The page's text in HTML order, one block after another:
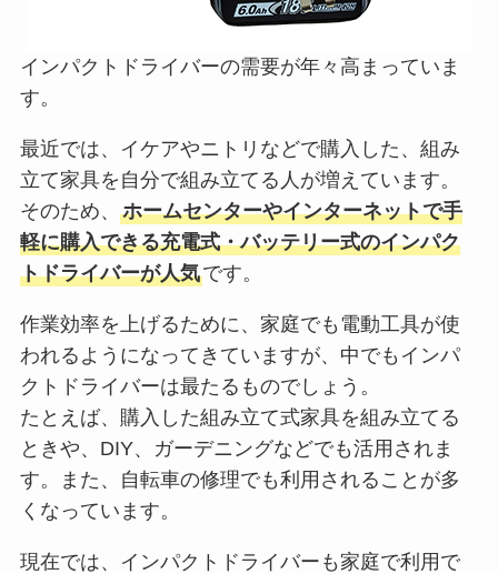
インパクトドライバーの需要が年々高まっていま
す。
最近では、イケアやニトリなどで購入した、組み
立て家具を自分で組み立てる人が増えています。
そのため、 ホームセンターやインターネットで手
軽に購入できる充電式・バッテリー式のインパク
トドライバーが人気です。
作業効率を上げるために、家庭でも電動工具が使
われるようになってきていますが、中でもインパ
クトドライバーは最たるものでしょう。
たとえば、購入した組み立て式家具を組み立てる
ときや、DIY、ガーデニングなどでも活用されま
す。また、自転車の修理でも利用されることが多
くなっています。
現在では、インパクトドライバーも家庭で利用で